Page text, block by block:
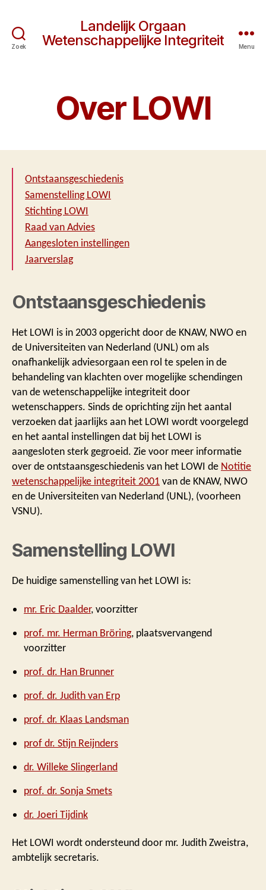
Zoek
Landelijk Orgaan
Wetenschappelijke Integriteit
Menu
Over LOWI
Ontstaansgeschiedenis
Samenstelling LOWI
Stichting LOWI
Raad van Advies
Aangesloten instellingen
Jaarverslag
Ontstaansgeschiedenis
Het LOWI is in 2003 opgericht door de KNAW, NWO en
de Universiteiten van Nederland (UNL) om als
onafhankelijk adviesorgaan een rol te spelen in de
behandeling van klachten over mogelijke schendingen
van de wetenschappelijke integriteit door
wetenschappers. Sinds de oprichting zijn het aantal
verzoeken dat jaarlijks aan het LOWI wordt voorgelegd
en het aantal instellingen dat bij het LOWI is
aangesloten sterk gegroeid. Zie voor meer informatie
over de ontstaansgeschiedenis van het LOWI de Notitie
wetenschappelijke integriteit 2001van de KNAW, NWO
en de Universiteiten van Nederland (UNL), (voorheen
VSNU).
Samenstelling LOWI
De huidige samenstelling van het LOWI is:
mr. Eric Daalder, voorzitter
prof. mr. Herman Bröring, plaatsvervangend
voorzitter
prof. dr. Han Brunner
prof. dr. Judith van Erp
prof. dr. Klaas Landsman
prof dr. Stijn Reijnders
dr. Willeke Slingerland
prof. dr. Sonja Smets
dr. Joeri Tijdink
Het LOWI wordt ondersteund door mr. Judith Zweistra,
ambtelijk secretaris.